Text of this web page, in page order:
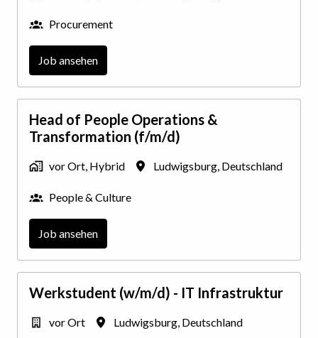
Procurement
Job ansehen
Head of People Operations &
Transformation (f/m/d)
vor Ort, Hybrid Ludwigsburg Deutschland
People & Culture
Job ansehen
Werkstudent (w/m/d) - IT Infrastruktur
vor Ort Ludwigsburg Deutschland